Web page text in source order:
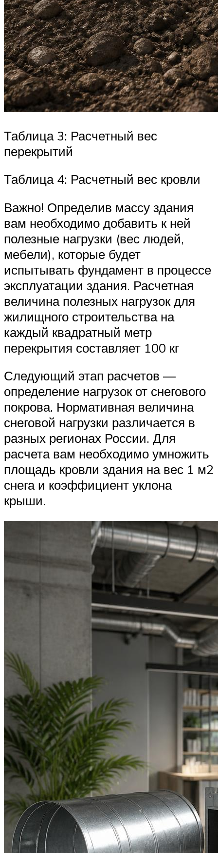
Таблица 3: Расчетный вес
перекрытий
Таблица 4: Расчетный вес кровли
Важно! Определив массу здания
вам необходимо добавить к ней
полезные нагрузки (вес людей,
мебели), которые будет
испытывать фундамент в процессе
эксплуатации здания. Расчетная
величина полезных нагрузок для
жилищного строительства на
каждый квадратный метр
перекрытия составляет 100 кг
Следующий этап расчетов —
определение нагрузок от снегового
покрова. Нормативная величина
снеговой нагрузки различается в
разных регионах России. Для
расчета вам необходимо умножить
площадь кровли здания на вес 1 м2
снега и коэффициент уклона
крыши.